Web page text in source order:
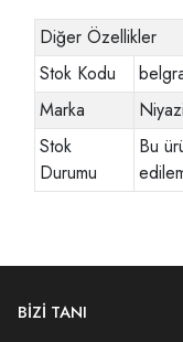
Diğer Özellikler
Stok Kodu
Marka
Stok
Durumu
Bu
BİZİ TANI